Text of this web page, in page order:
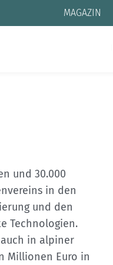
MAGAZIN
und 30.000
in den
und den
Technologien.
in alpiner
Millionen Euro in